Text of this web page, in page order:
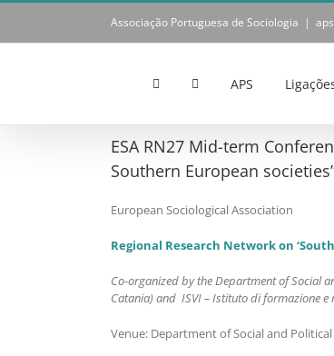
Skip
content
Associação Portuguesa de Sociologia |
APS
ESA RN27 Mid-term
Southern European
European Sociological Association
Regional Research Network on
Co-organized by the Department of Social
Catania) and ISVI – Istituto di formazione
Venue: Department of Social and Political